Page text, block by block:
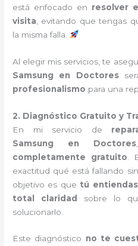
está enfocado en resolver
visita , evitando que tengas
la misma falla.
Al elegir mis servicios, te
Samsung en Doctores
profesionalismo para una
2. Diagnóstico Gratuito y
En mi servicio de
Samsung en Doctores
completamente gratuito .
exactitud qué está fallando
objetivo es que tú
total claridad sobre lo
solucionarlo.
Este diagnóstico no te